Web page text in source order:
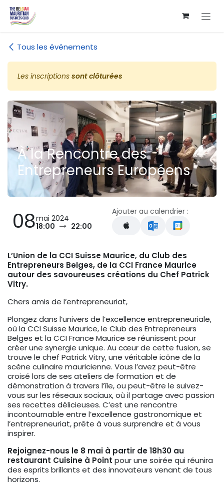
Se rendre au contenu
Tous les événements
Les inscriptions sont clôturées
À la Rencontre des
Entrepreneurs Européens
08mai 2024
18:00
22:00
Ajouter au calendrier :
L’Union de la CCI Suisse Maurice, du Club des
Entrepreneurs Belges, de la CCI France Maurice
autour des savoureuses créations du Chef Patrick
Vitry.
Chers amis de l’entrepreneuriat,
Plongez dans l’univers de l’excellence entrepreneuriale,
où la CCI Suisse Maurice, le Club des Entrepreneurs
Belges et la CCI France Maurice se réunissent pour
créer une synergie unique. Au cœur de cette fusion, se
trouve le chef Patrick Vitry, une véritable icône de la
scène culinaire mauricienne. Vous l’avez peut-être
croisé lors de ses ateliers de formation et de
démonstration à travers l’île, ou peut-être le suivez-
vous sur les réseaux sociaux, où il partage avec passion
ses recettes délicieuses. C’est une rencontre
incontournable entre l’excellence gastronomique et
l’entrepreneuriat, prête à vous surprendre et à vous
inspirer.
Rejoignez-nous le 8 mai à partir de 18h30 au
restaurant Cuisine à Point pour une soirée qui réunira
des esprits brillants et des innovateurs venant de tous
horizons.